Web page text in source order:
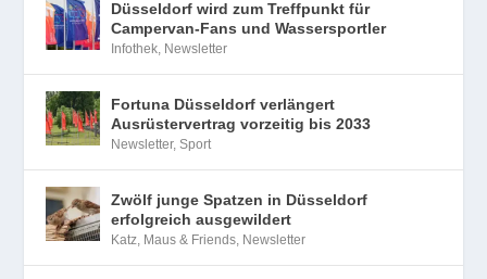
Düsseldorf wird zum Treffpunkt für
Campervan-Fans und Wassersportler
Infothek, Newsletter
Fortuna Düsseldorf verlängert
Ausrüstervertrag vorzeitig bis 2033
Newsletter,Sport
Zwölf junge Spatzen in Düsseldorf
erfolgreich ausgewildert
Katz, Maus & Friends, Newsletter